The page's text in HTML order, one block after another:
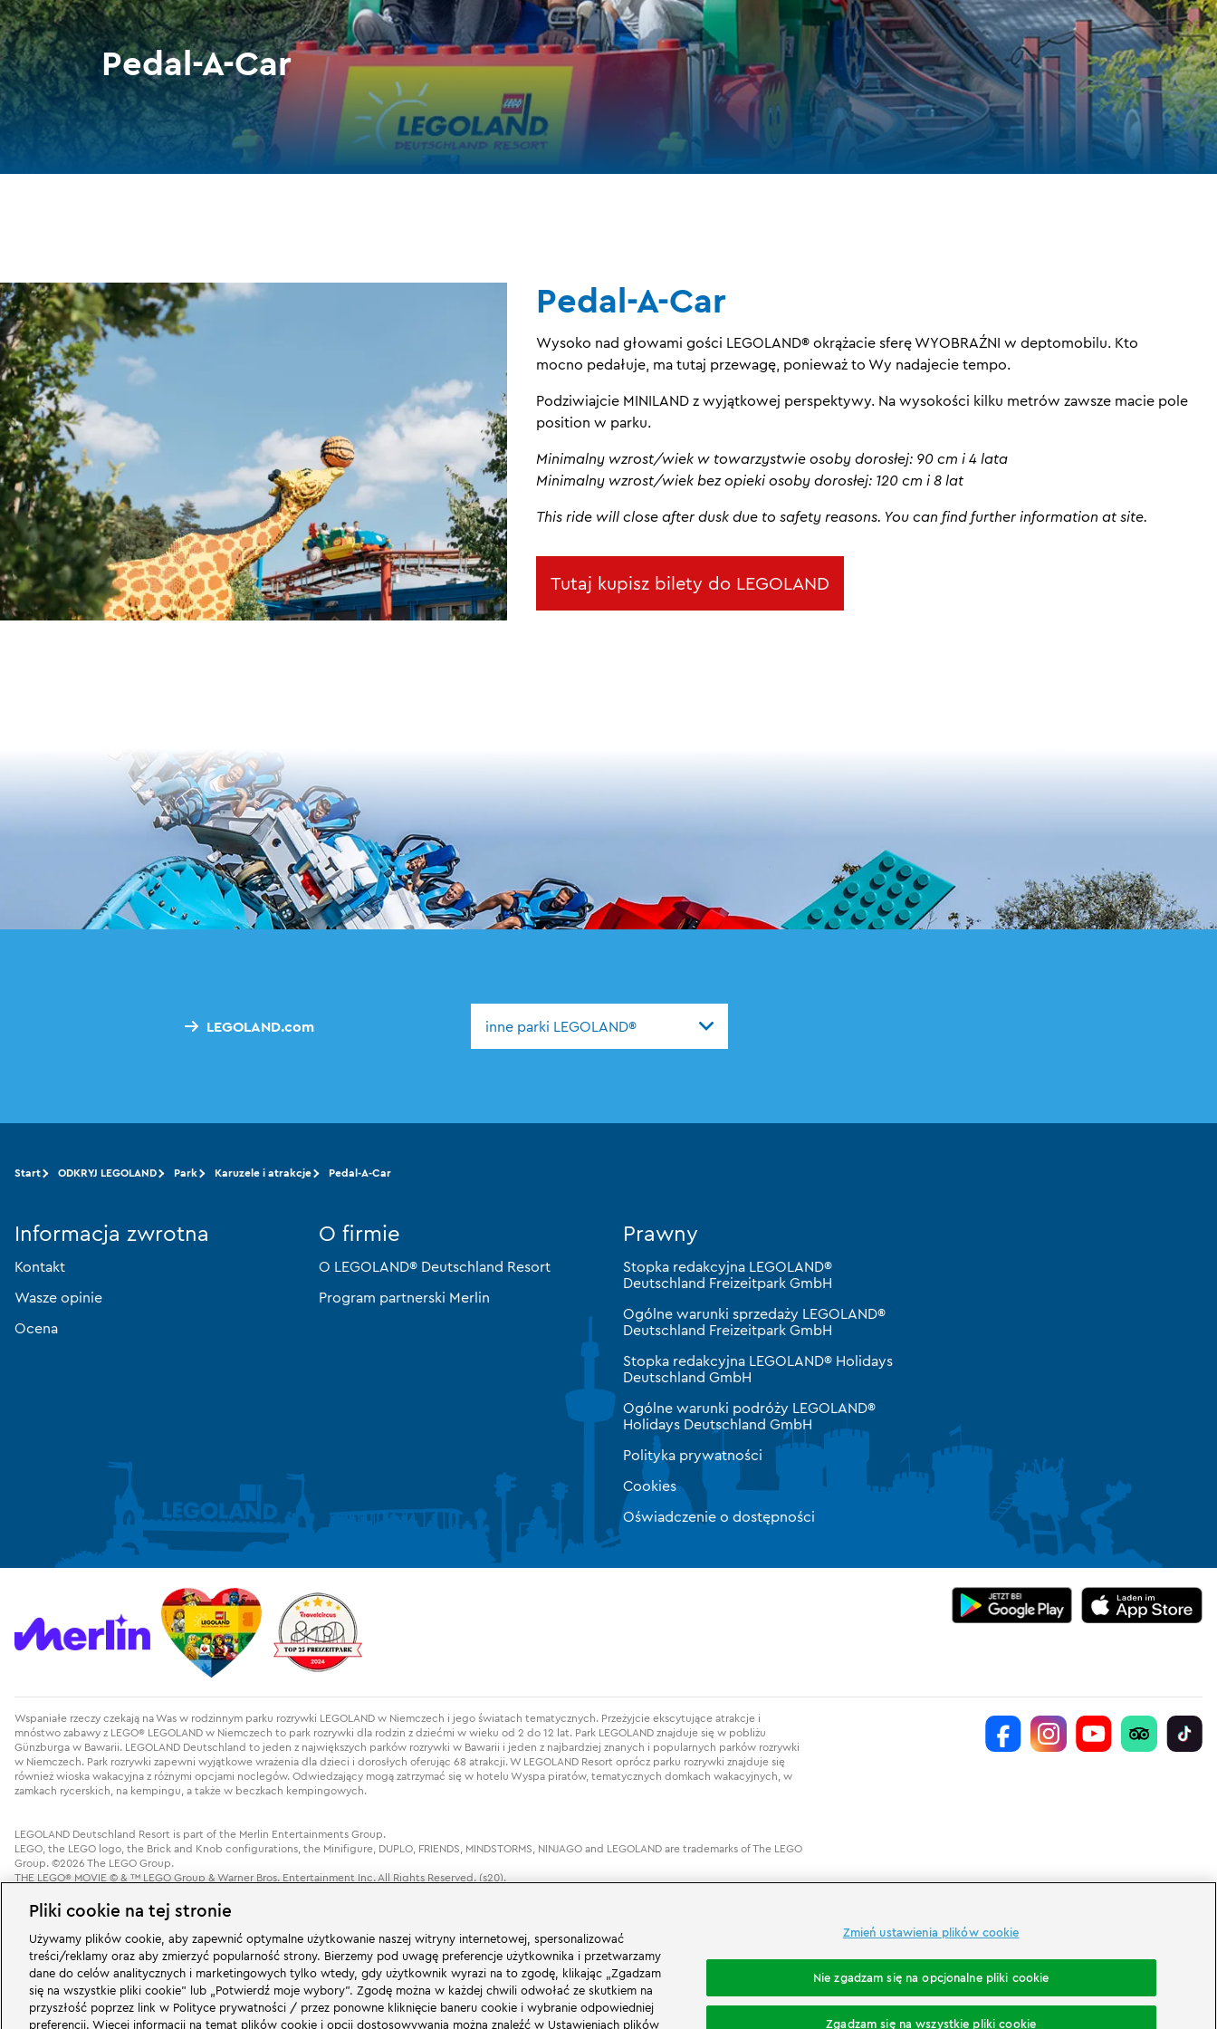
Pedal-A-Car
Pedal-A-Car
Wysoko nad głowami gości LEGOLAND® okrążacie sferę WYOBRAŹNI w deptomobilu. Kto
mocno pedałuje, ma tutaj przewagę, ponieważ to Wy nadajecie tempo.
Podziwiajcie MINILAND z wyjątkowej perspektywy. Na wysokości kilku metrów zawsze macie pole
position w parku.
Minimalny wzrost/wiek w towarzystwie osoby dorosłej: 90 cm i 4 lata
Minimalny wzrost/wiek bez opieki osoby dorosłej: 120 cm i 8 lat
This ride will close after dusk due to safety reasons. You can find further information at site.
Tutaj kupisz bilety do LEGOLAND
LEGOLAND.com inne parki LEGOLAND®
Start ODKRYJ LEGOLAND Park Karuzele i atrakcje Pedal-A-Car
Informacja zwrotna
Kontakt
Wasze opinie
Ocena
O firmie
O LEGOLAND® Deutschland Resort
Program partnerski Merlin
Prawny
Stopka redakcyjna LEGOLAND®
Deutschland Freizeitpark GmbH
Ogólne warunki sprzedaży LEGOLAND®
Deutschland Freizeitpark GmbH
Stopka redakcyjna LEGOLAND® Holidays
Deutschland GmbH
Ogólne warunki podróży LEGOLAND®
Holidays Deutschland GmbH
Polityka prywatności
Cookies
Oświadczenie o dostępności
Wspaniałe rzeczy czekają na Was w rodzinnym parku rozrywki LEGOLAND w Niemczech i jego światach tematycznych. Przeżyjcie ekscytujące atrakcje i
mnóstwo zabawy z LEGO® LEGOLAND w Niemczech to park rozrywki dla rodzin z dziećmi w wieku od 2 do 12 lat. Park LEGOLAND znajduje się w pobliżu
Günzburga w Bawarii. LEGOLAND Deutschland to jeden z największych parków rozrywki w Bawarii i jeden z najbardziej znanych i popularnych parków rozrywki
w Niemczech. Park rozrywki zapewni wyjątkowe wrażenia dla dzieci i dorosłych oferując 68 atrakcji. W LEGOLAND Resort oprócz parku rozrywki znajduje się
również wioska wakacyjna z różnymi opcjami noclegów. Odwiedzający mogą zatrzymać się w hotelu Wyspa piratów, tematycznych domkach wakacyjnych, w
zamkach rycerskich, na kempingu, a także w beczkach kempingowych.
LEGOLAND Deutschland Resort is part of the Merlin Entertainments Group.
LEGO, the LEGO logo, the Brick and Knob configurations, the Minifigure, DUPLO, FRIENDS, MINDSTORMS, NINJAGO and LEGOLAND are trademarks of The LEGO
Group. ©2026 The LEGO Group.
THE LEGO® MOVIE © & ™ LEGO Group & Warner Bros. Entertainment Inc. All Rights Reserved. (s20).
Zmień ustawienia plików cookie
Okres podróży Dorośli (18+) Dzieci (0 - 17)
Pliki cookie na tej stronie
Używamy plików cookie, aby zapewnić optymalne użytkowanie naszej witryny internetowej, spersonalizować
treści/reklamy oraz aby zmierzyć popularność strony. Bierzemy pod uwagę preferencje użytkownika i przetwarzamy
dane do celów analitycznych i marketingowych tylko wtedy, gdy użytkownik wyrazi na to zgodę, klikając „Zgadzam
się na wszystkie pliki cookie” lub „Potwierdź moje wybory”. Zgodę można w każdej chwili odwołać ze skutkiem na
przyszłość poprzez link w Polityce prywatności / przez ponowne kliknięcie baneru cookie i wybranie odpowiedniej
preferencji. Więcej informacji na temat plików cookie i opcji dostosowywania można znaleźć w Ustawieniach plików
Zmień ustawienia plików cookie
Nie zgadzam się na opcjonalne pliki cookie
Zgadzam się na wszystkie pliki cookie